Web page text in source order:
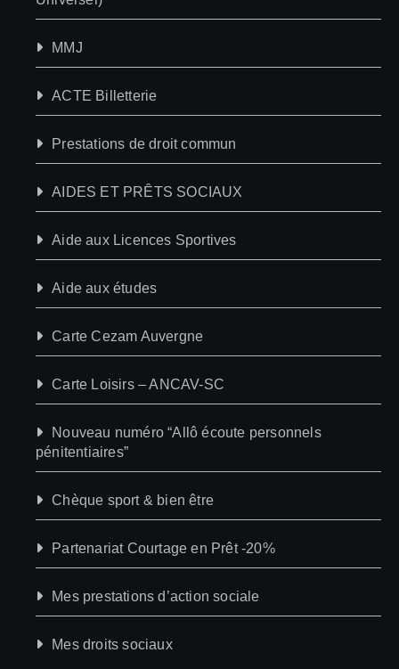
MMJ
ACTE Billetterie
Prestations de droit commun
AIDES ET PRÊTS SOCIAUX
Aide aux Licences Sportives
Aide aux études
Carte Cezam Auvergne
Carte Loisirs – ANCAV-SC
Nouveau numéro “Allô écoute personnels
pénitentiaires”
Chèque sport & bien être
Partenariat Courtage en Prêt -20%
Mes prestations d’action sociale
Mes droits sociaux